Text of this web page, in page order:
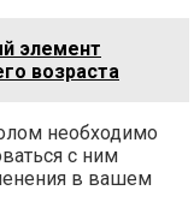
элемент
возраста
необходимо
с ним
в вашем